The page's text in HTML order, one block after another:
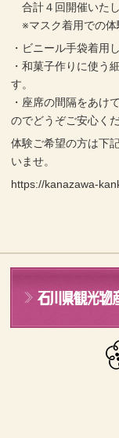
合計４回開催いたし
※マスク着用での体
・ビニール手袋着用
・和菓子作りに使う
す。
・座席の間隔をあけ
のでどうぞご安心く
体験ご希望の方は下
いませ。
https://kanazawa-